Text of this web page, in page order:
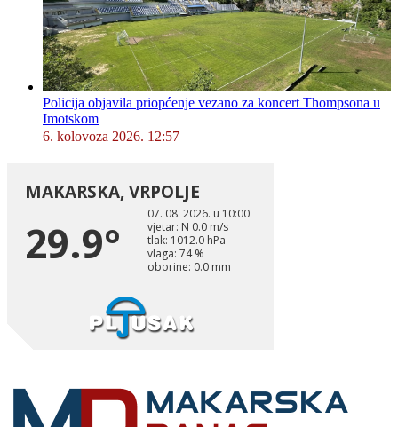
Policija objavila priopćenje vezano za koncert Thompsona u
Imotskom
6. kolovoza 2026. 12:57